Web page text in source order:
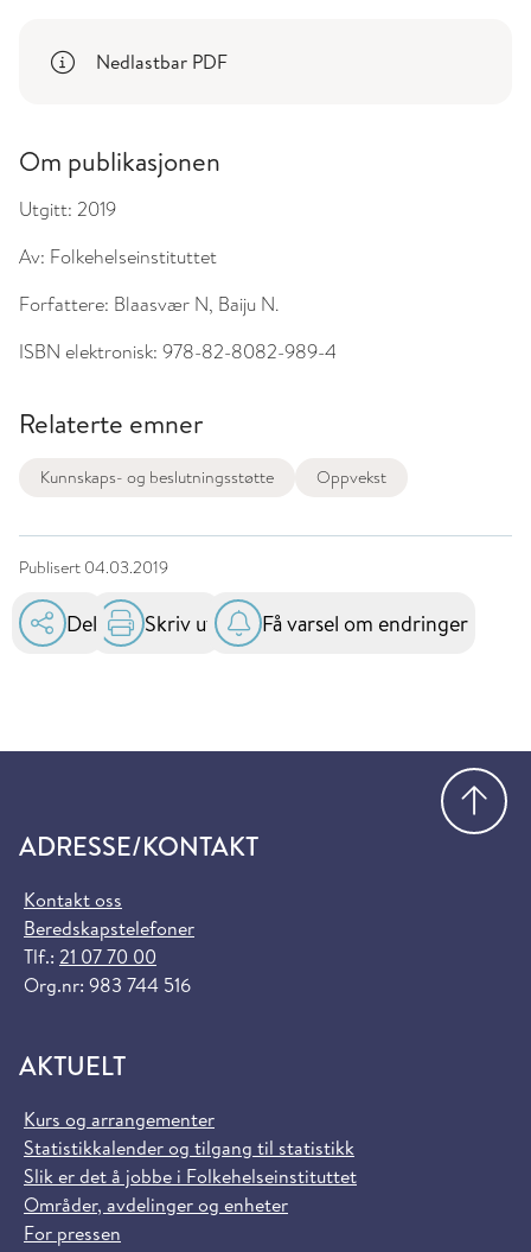
Nedlastbar PDF
Om publikasjonen
Utgitt: 2019
Av: Folkehelseinstituttet
Forfattere: Blaasvær N, Baiju N.
ISBN elektronisk: 978-82-8082-989-4
Relaterte emner
Kunnskaps- og beslutningsstøtte Oppvekst
Publisert 04.03.2019
Del Skriv ut Få varsel om endringer
ADRESSE/KONTAKT
Kontakt oss
Beredskapstelefoner
Tlf.: 21 07 70 00
Org.nr: 983 744 516
AKTUELT
Kurs og arrangementer
Statistikkalender og tilgang til statistikk
Slik er det å jobbe i Folkehelseinstituttet
Områder, avdelinger og enheter
For pressen